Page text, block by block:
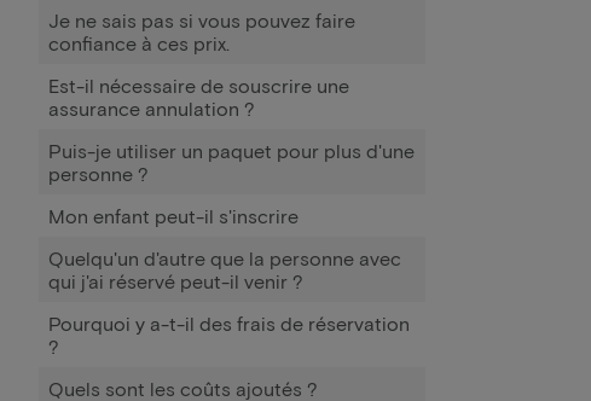
Je ne sais pas si vous pouvez faire
confiance à ces prix.
Est-il nécessaire de souscrire une
assurance annulation ?
Puis-je utiliser un paquet pour plus d'une
personne ?
Mon enfant peut-il s'inscrire
Quelqu'un d'autre que la personne avec
qui j'ai réservé peut-il venir ?
Pourquoi y a-t-il des frais de réservation
?
Quels sont les coûts ajoutés ?